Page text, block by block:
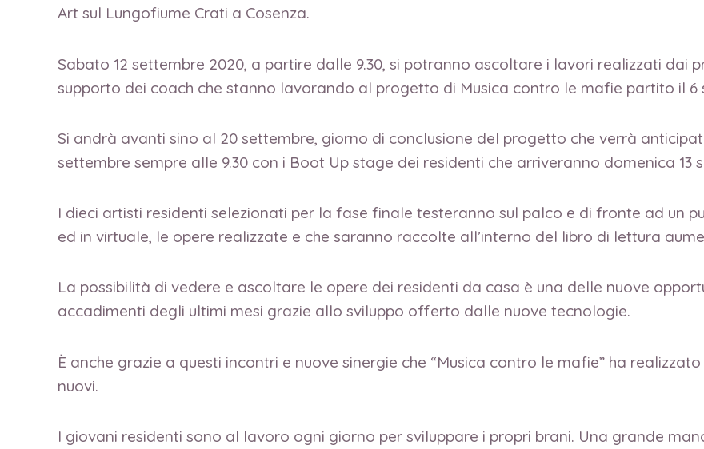
Art sul Lungofiume Crati a Cosenza.
Sabato 12 settembre 2020, a partire dalle 9.30, si potranno ascoltare i lavori realizzati dai
supporto dei coach che stanno lavorando al progetto di Musica contro le mafie partito il 6
Si andrà avanti sino al 20 settembre, giorno di conclusione del progetto che verrà
settembre sempre alle 9.30 con i Boot Up stage dei residenti che arriveranno domenica 13
I dieci artisti residenti selezionati per la fase finale testeranno sul palco e di fronte ad un
ed in virtuale, le opere realizzate e che saranno raccolte all’interno del libro di lettura
La possibilità di vedere e ascoltare le opere dei residenti da casa è una delle nuove
accadimenti degli ultimi mesi grazie allo sviluppo offerto dalle nuove tecnologie.
È anche grazie a questi incontri e nuove sinergie che “Musica contro le mafie” ha
nuovi.
I giovani residenti sono al lavoro ogni giorno per sviluppare i propri brani. Una grande